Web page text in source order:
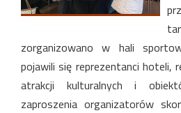
zorganizowano w hali
pojawili się reprezentanci hoteli,
atrakcji kulturalnych i
zaproszenia organizatorów